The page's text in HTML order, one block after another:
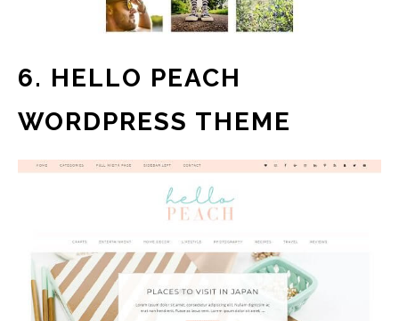
6. HELLO PEACH
WORDPRESS THEME